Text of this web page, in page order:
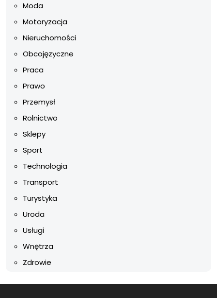
Moda
Motoryzacja
Nieruchomości
Obcojęzyczne
Praca
Prawo
Przemysł
Rolnictwo
Sklepy
Sport
Technologia
Transport
Turystyka
Uroda
Usługi
Wnętrza
Zdrowie